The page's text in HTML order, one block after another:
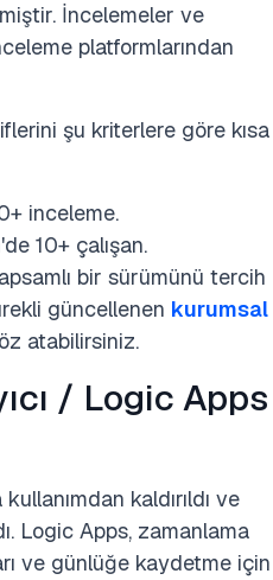
İncelemeler ve
platformlarından
şu kriterlere göre kısa
inceleme.
10+ çalışan.
bir sürümünü tercih
güncellenen kurumsal
atabilirsiniz.
/ Logic Apps
kaldırıldı ve
Logic Apps, zamanlama
ve günlüğe kaydetme için